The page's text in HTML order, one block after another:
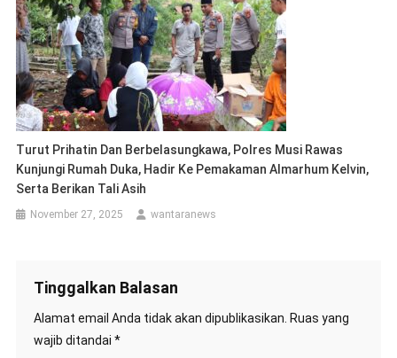
Turut Prihatin Dan Berbelasungkawa, Polres Musi Rawas
Kunjungi Rumah Duka, Hadir Ke Pemakaman Almarhum Kelvin,
Serta Berikan Tali Asih
November 27, 2025 wantaranews
Tinggalkan Balasan
Alamat email Anda tidak akan dipublikasikan. Ruas yang
wajib ditandai *